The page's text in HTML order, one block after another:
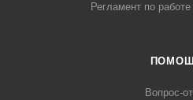
Регламент по
Вопрос-